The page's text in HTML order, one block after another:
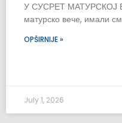
У СУСРЕТ МАТУРСКОЈ
матурско вече, имали
OPŠIRNIJE »
July 1, 2026